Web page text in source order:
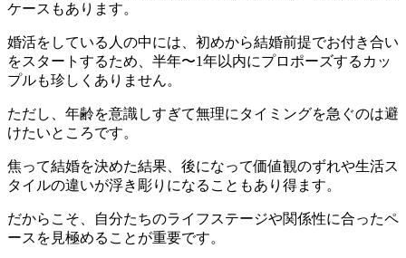
ケースもあります。
婚活をしている人の中には、初めから結婚前提でお付き合い
をスタートするため、半年〜1年以内にプロポーズするカッ
プルも珍しくありません。
ただし、年齢を意識しすぎて無理にタイミングを急ぐのは避
けたいところです。
焦って結婚を決めた結果、後になって価値観のずれや生活ス
タイルの違いが浮き彫りになることもあり得ます。
だからこそ、自分たちのライフステージや関係性に合ったペ
ースを見極めることが重要です。